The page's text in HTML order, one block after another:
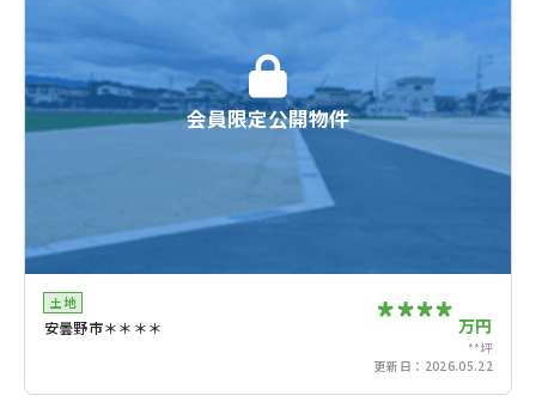
会員限定公開物件
土地
安曇野市＊＊＊＊ **** 万円
**坪
更新日： 2026.05.22